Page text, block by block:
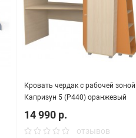
Кровать чердак с рабочей зоной
Капризун 5 (Р440) оранжевый
14 990 р.
отзывов